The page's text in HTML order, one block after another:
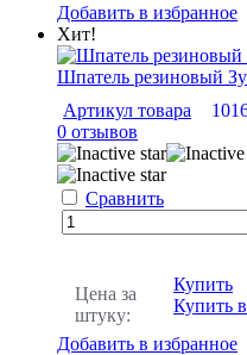
Добавить в избранное
Хит!
Шпатель резиновый
Артикул товара
0 отзывов
Сравнить
Цена за
штуку:
Купить
Купить
Добавить в избранное